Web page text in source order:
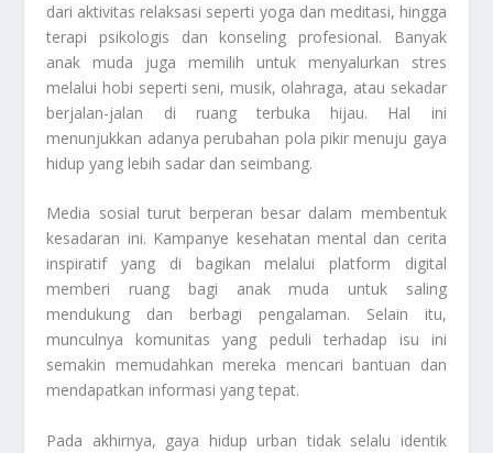
dari aktivitas relaksasi seperti yoga dan meditasi, hingga
terapi psikologis dan konseling profesional. Banyak
anak muda juga memilih untuk menyalurkan stres
melalui hobi seperti seni, musik, olahraga, atau sekadar
berjalan-jalan di ruang terbuka hijau. Hal ini
menunjukkan adanya perubahan pola pikir menuju gaya
hidup yang lebih sadar dan seimbang.
Media sosial turut berperan besar dalam membentuk
kesadaran ini. Kampanye kesehatan mental dan cerita
inspiratif yang di bagikan melalui platform digital
memberi ruang bagi anak muda untuk saling
mendukung dan berbagi pengalaman. Selain itu,
munculnya komunitas yang peduli terhadap isu ini
semakin memudahkan mereka mencari bantuan dan
mendapatkan informasi yang tepat.
Pada akhirnya, gaya hidup urban tidak selalu identik